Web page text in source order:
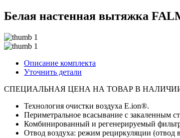
Белая настенная вытяжка
Описание комплекта
Уточнить детали
СПЕЦИАЛЬНАЯ ЦЕНА НА ТОВАР В
Технология очистки воздуха E.ion®.
Периметральное всасывание с закаленным
Комбинированный и регенерируемый
Отвод воздуха: режим рециркуляции (отвод